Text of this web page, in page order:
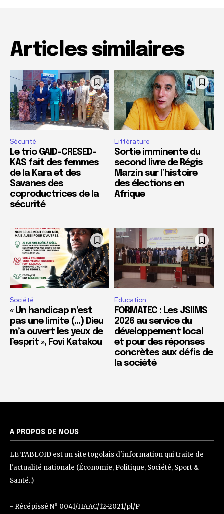
Articles similaires
Sécurité
Le trio GAID-CRESED-
KAS fait des femmes
de la Kara et des
Savanes des
coproductrices de la
sécurité
Littérature
Sortie imminente du
second livre de Régis
Marzin sur l’histoire
des élections en
Afrique
Société
« Un handicap n’est
pas une limite (…) Dieu
m’a ouvert les yeux de
l’esprit », Fovi Katakou
Education
FORMATEC : Les JSIIMS
2026 au service du
développement local
et pour des réponses
concrètes aux défis de
la société
A PROPOS DE NOUS
LE TABLOID est un site togolais d'information qui traite de
l'actualité nationale (Économie, Politique, Société, Sport &
Santé..)
- Récépissé N° 0041/HAAC/12-2021/pl/P